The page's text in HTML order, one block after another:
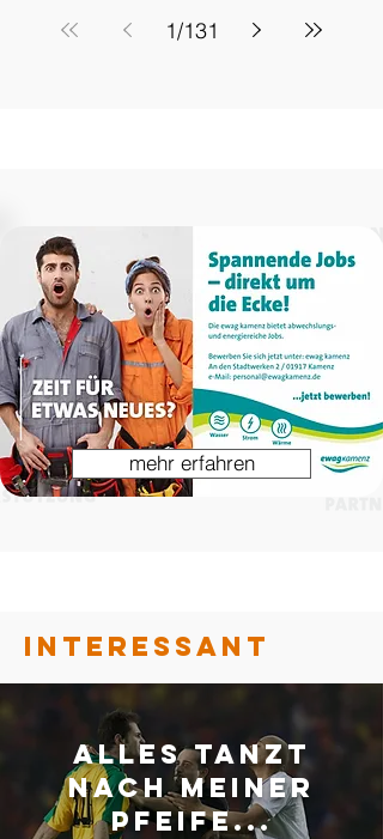
Verbandstag des Westlausitzer
Satzung des WFV geregelt. Die
1/131
mehr erfahren
Interessant
ALLES Tanzt
Nach Meiner
Pfeife...